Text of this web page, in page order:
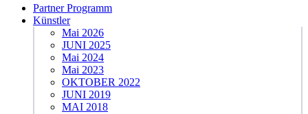
Partner Programm
Künstler
Mai 2026
JUNI 2025
Mai 2024
Mai 2023
OKTOBER 2022
JUNI 2019
MAI 2018